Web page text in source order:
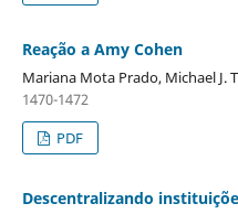
Reação a Amy Cohen
Mariana Mota Prado, Michael J.
1470-1472
PDF
Descentralizando